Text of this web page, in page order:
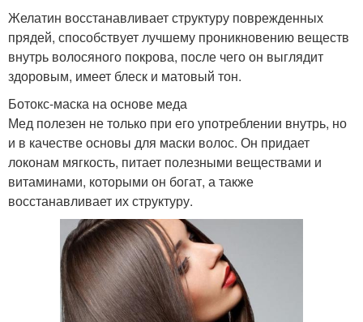
Желатин восстанавливает структуру поврежденных
прядей, способствует лучшему проникновению веществ
внутрь волосяного покрова, после чего он выглядит
здоровым, имеет блеск и матовый тон.
Ботокс-маска на основе меда
Мед полезен не только при его употреблении внутрь, но
и в качестве основы для маски волос. Он придает
локонам мягкость, питает полезными веществами и
витаминами, которыми он богат, а также
восстанавливает их структуру.